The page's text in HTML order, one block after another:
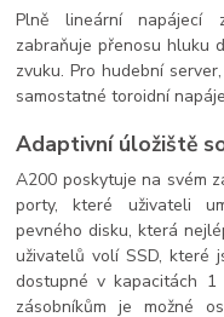
Plně lineární napájecí
zabraňuje přenosu hluku
zvuku. Pro hudební
samostatné toroidní
Adaptivní úložiště
A200 poskytuje na svém
porty, které uživateli
pevného disku, která
uživatelů volí SSD, které
dostupné v kapacitách
zásobníkům je možné